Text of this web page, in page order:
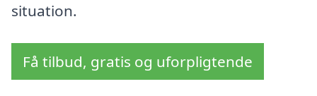
situation.
Få tilbud, gratis og uforpligtende